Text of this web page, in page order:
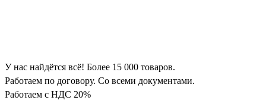
У нас найдётся всё! Более 15 000 товаров.
Работаем по договору. Со всеми документами.
Работаем с НДС 20%